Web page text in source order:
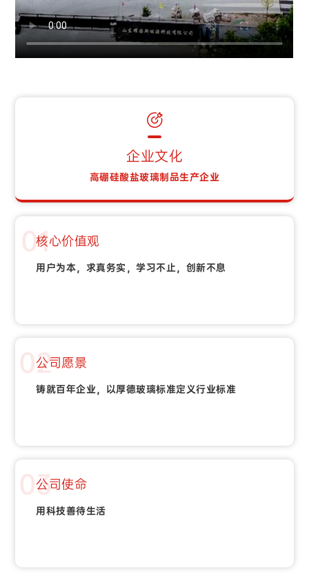
核心价值观
01
用户为本，求真务实，学习不止，创新不息
企业文化
高硼硅酸盐玻璃制品生产企业
公司愿景
02
铸就百年企业，以厚德玻璃标准定义行业标准
公司使命
03
用科技善待生活